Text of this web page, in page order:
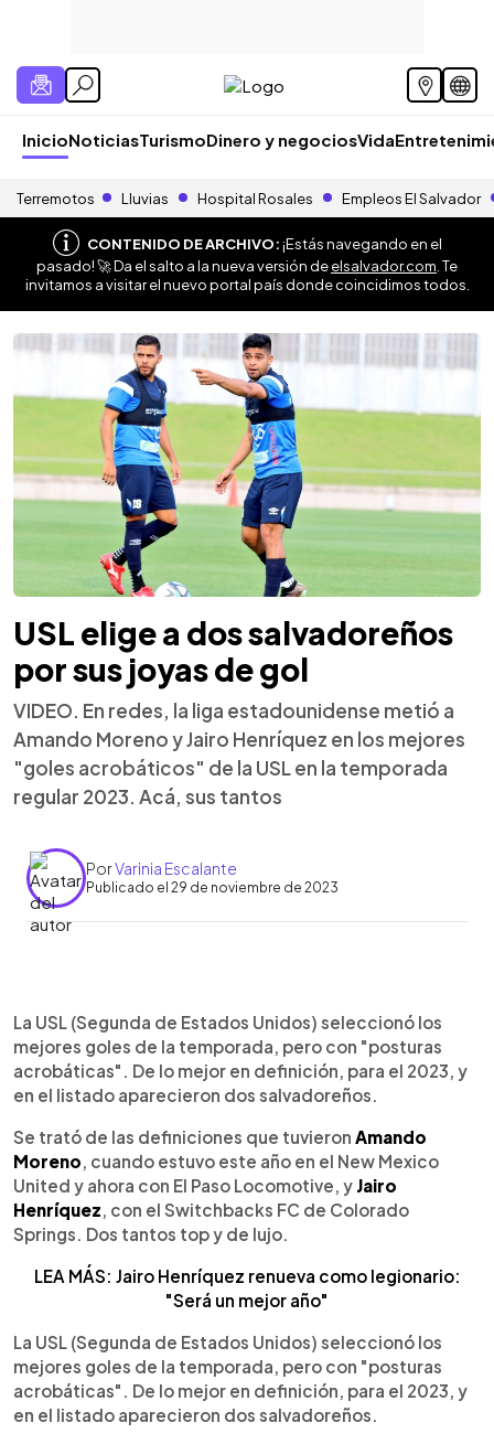
InicioNoticiasTurismoDinero y negociosVida
Terremotos Lluvias Hospital Rosales Empleos El Salvador
CONTENIDO DE ARCHIVO:¡Estás navegando en el
pasado! 🚀 Da el salto a la nueva versión deelsalvador.com . Te
invitamos a visitar el nuevo portal país donde coincidimos todos.
USL elige a dos salvadoreños
por sus joyas de gol
VIDEO. En redes, la liga estadounidense metió a
Amando Moreno y Jairo Henríquez en los mejores
"goles acrobáticos" de la USL en la temporada
regular 2023. Acá, sus tantos
PorVarinia Escalante
Publicado el 29 de noviembre de 2023
► Escuchar artículo
La USL (Segunda de Estados Unidos) seleccionó los
mejores goles de la temporada, pero con "posturas
acrobáticas". De lo mejor en definición, para el 2023, y
en el listado aparecieron dos salvadoreños.
Se trató de las definiciones que tuvieron Amando
Moreno , cuando estuvo este año en el New Mexico
United y ahora con El Paso Locomotive, y Jairo
Henríquez , con el Switchbacks FC de Colorado
Springs. Dos tantos top y de lujo.
LEA MÁS: Jairo Henríquez renueva como legionario:
"Será un mejor año"
La USL (Segunda de Estados Unidos) seleccionó los
mejores goles de la temporada, pero con "posturas
acrobáticas". De lo mejor en definición, para el 2023, y
en el listado aparecieron dos salvadoreños.